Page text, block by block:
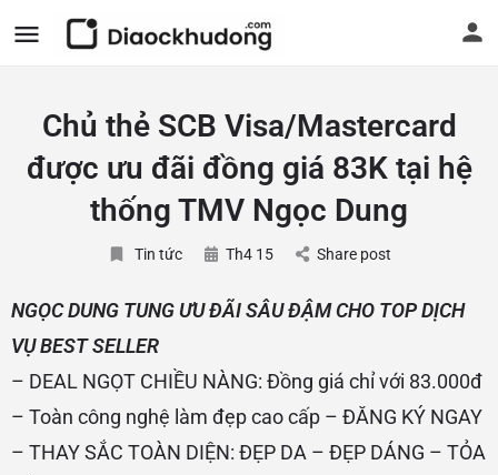
Chủ thẻ SCB Visa/Mastercard
được ưu đãi đồng giá 83K tại hệ
thống TMV Ngọc Dung
Tin tức Th4 15 Share post
NGỌC DUNG TUNG ƯU ĐÃI SÂU ĐẬM CHO TOP DỊCH
VỤ BEST SELLER
– DEAL NGỌT CHIỀU NÀNG: Đồng giá chỉ với 83.000đ
– Toàn công nghệ làm đẹp cao cấp – ĐĂNG KÝ NGAY
– THAY SẮC TOÀN DIỆN: ĐẸP DA – ĐẸP DÁNG – TỎA